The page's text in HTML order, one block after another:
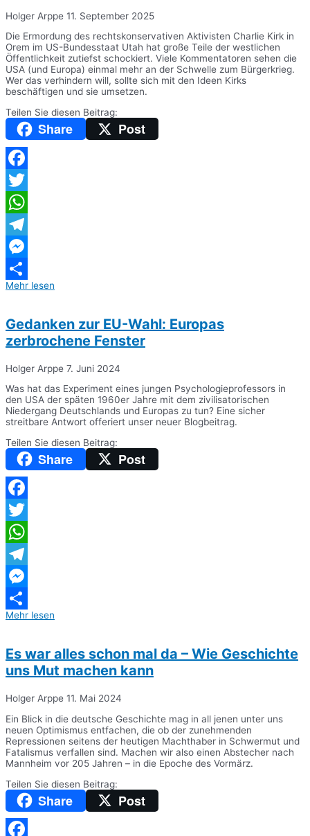
Holger Arppe 11. September 2025
Die Ermordung des rechtskonservativen Aktivisten Charlie Kirk in
Orem im US-Bundesstaat Utah hat große Teile der westlichen
Öffentlichkeit zutiefst schockiert. Viele Kommentatoren sehen die
USA (und Europa) einmal mehr an der Schwelle zum Bürgerkrieg.
Wer das verhindern will, sollte sich mit den Ideen Kirks
beschäftigen und sie umsetzen.
Teilen Sie diesen Beitrag:
Share Post
Facebook
Twitter
WhatsApp
Telegram
Messenger
Teilen
Mehr lesen
Gedanken zur EU-Wahl: Europas
zerbrochene Fenster
Holger Arppe 7. Juni 2024
Was hat das Experiment eines jungen Psychologieprofessors in
den USA der späten 1960er Jahre mit dem zivilisatorischen
Niedergang Deutschlands und Europas zu tun? Eine sicher
streitbare Antwort offeriert unser neuer Blogbeitrag.
Teilen Sie diesen Beitrag:
Share Post
Facebook
Twitter
WhatsApp
Telegram
Messenger
Teilen
Mehr lesen
Es war alles schon mal da – Wie Geschichte
uns Mut machen kann
Holger Arppe 11. Mai 2024
Ein Blick in die deutsche Geschichte mag in all jenen unter uns
neuen Optimismus entfachen, die ob der zunehmenden
Repressionen seitens der heutigen Machthaber in Schwermut und
Fatalismus verfallen sind. Machen wir also einen Abstecher nach
Mannheim vor 205 Jahren – in die Epoche des Vormärz.
Teilen Sie diesen Beitrag:
Share Post